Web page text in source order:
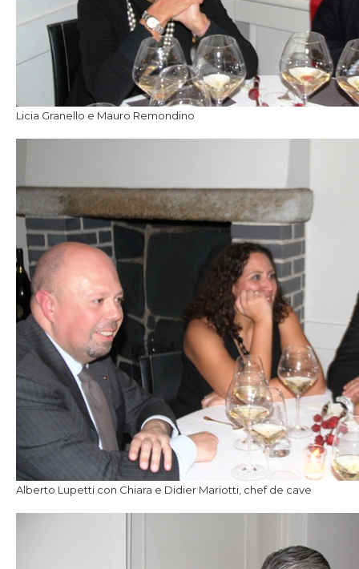
Licia Granello e Mauro Remondino
Alberto Lupetti con Chiara e Didier Mariotti, chef de cave